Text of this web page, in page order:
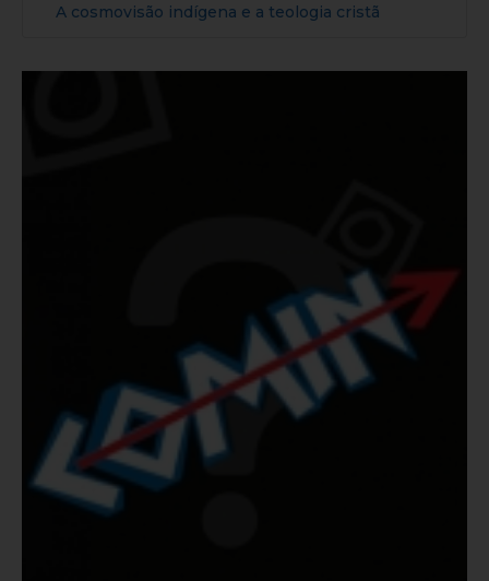
A cosmovisão indígena e a teologia cristã